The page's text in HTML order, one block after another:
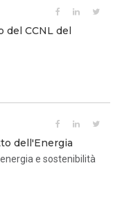
del CCNL del
dell'Energia
e sostenibilità